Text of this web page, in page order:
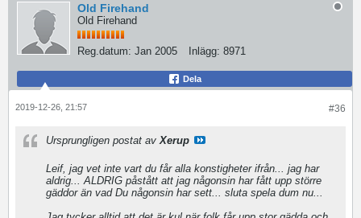
Old Firehand
Old Firehand
Reg.datum: Jan 2005 Inlägg: 8971
Dela
#36
2019-12-26, 21:57
Ursprungligen postat av Xerup
Leif, jag vet inte vart du får alla konstigheter ifrån... jag har
aldrig... ALDRIG påstått att jag någonsin har fått upp större
gäddor än vad Du någonsin har sett... sluta spela dum nu...